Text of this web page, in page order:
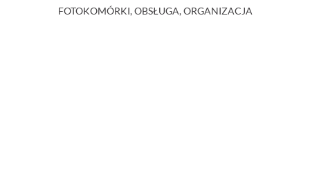
FOTOKOMÓRKI, OBSŁUGA, ORGANIZACJA